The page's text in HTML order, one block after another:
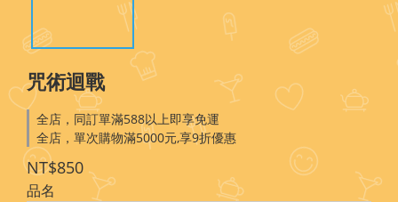
咒術迴戰
全店，同訂單滿588以上即享免運
全店，單次購物滿5000元,享9折優惠
NT$850
品名